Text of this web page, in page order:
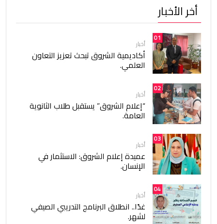
أخر الأخبار
01
أخبار
أكاديمية الشروق تبحث تعزيز التعاون
العلمي.
02
أخبار
“إعلام الشروق” يستقبل طلاب الثانوية
العامة.
03
أخبار
عميدة إعلام الشروق: الاستثمار في
الإنسان.
04
أخبار
غدًا.. انطلاق البرنامج التدريبي الصيفي
لشهر.